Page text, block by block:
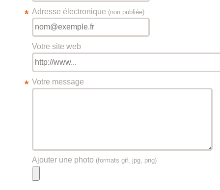
Adresse électronique (non publiée)
*
Votre site web
Votre message
*
Ajouter une photo (formats gif, jpg, png)